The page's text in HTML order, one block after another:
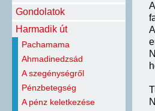
Gondolatok
Harmadik út
Pachamama
Ahmadinedzsád
A szegénységről
Pénzbetegség
A pénz keletkezése